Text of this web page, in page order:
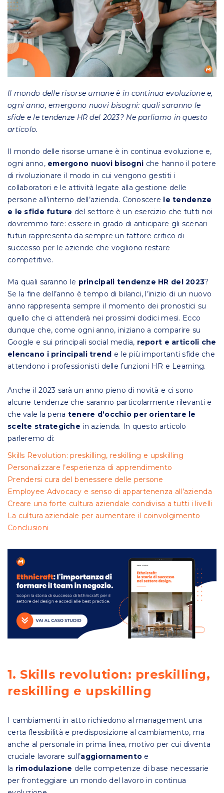
Il mondo delle risorse umane è in continua evoluzione e,
ogni anno, emergono nuovi bisogni: quali saranno le
sfide e le tendenze HR del 2023? Ne parliamo in questo
articolo.
Il mondo delle risorse umane è in continua evoluzione e,
ogni anno, emergono nuovi bisogni che hanno il potere
di rivoluzionare il modo in cui vengono gestiti i
collaboratori e le attività legate alla gestione delle
persone all’interno dell’azienda. Conoscere le tendenze
e le sfide future del settore è un esercizio che tutti noi
dovremmo fare: essere in grado di anticipare gli scenari
futuri rappresenta da sempre un fattore critico di
successo per le aziende che vogliono restare
competitive.
Ma quali saranno le principali tendenze HR del 2023?
Se la fine dell’anno è tempo di bilanci, l’inizio di un nuovo
anno rappresenta sempre il momento dei pronostici su
quello che ci attenderà nei prossimi dodici mesi. Ecco
dunque che, come ogni anno, iniziano a comparire su
Google e sui principali social media, report e articoli che
elencano i principali trend e le più importanti sfide che
attendono i professionisti delle funzioni HR e Learning.
Anche il 2023 sarà un anno pieno di novità e ci sono
alcune tendenze che saranno particolarmente rilevanti e
che vale la pena tenere d’occhio per orientare le
scelte strategiche in azienda. In questo articolo
parleremo di:
Skills Revolution: preskilling, reskilling e upskilling
Personalizzare l’esperienza di apprendimento
Prendersi cura del benessere delle persone
Employee Advocacy e senso di appartenenza all’azienda
Creare una forte cultura aziendale condivisa a tutti i livelli
La cultura aziendale per aumentare il coinvolgimento
Conclusioni
1. Skills revolution: preskilling,
reskilling e upskilling
I cambiamenti in atto richiedono al management una
certa flessibilità e predisposizione al cambiamento, ma
anche al personale in prima linea, motivo per cui diventa
cruciale lavorare sull’aggiornamento e
la rimodulazione delle competenze di base necessarie
per fronteggiare un mondo del lavoro in continua